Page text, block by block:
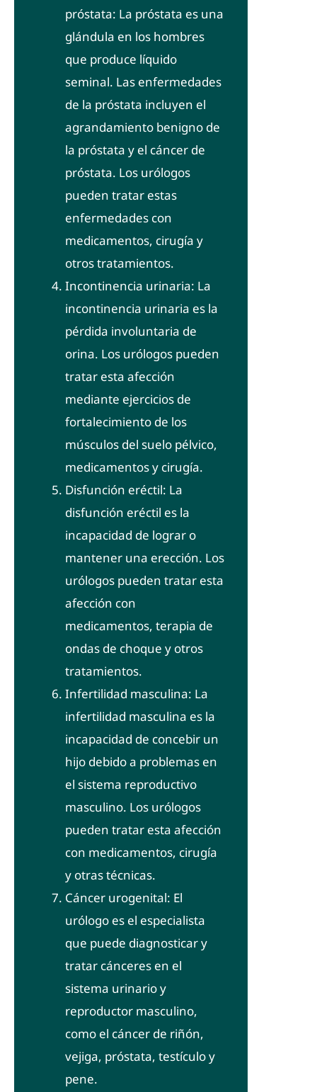
próstata: La próstata es una
glándula en los hombres
que produce líquido
seminal. Las enfermedades
de la próstata incluyen el
agrandamiento benigno de
la próstata y el cáncer de
próstata. Los urólogos
pueden tratar estas
enfermedades con
medicamentos, cirugía y
otros tratamientos.
Incontinencia urinaria: La
incontinencia urinaria es la
pérdida involuntaria de
orina. Los urólogos pueden
tratar esta afección
mediante ejercicios de
fortalecimiento de los
músculos del suelo pélvico,
medicamentos y cirugía.
Disfunción eréctil: La
disfunción eréctil es la
incapacidad de lograr o
mantener una erección. Los
urólogos pueden tratar esta
afección con
medicamentos, terapia de
ondas de choque y otros
tratamientos.
Infertilidad masculina: La
infertilidad masculina es la
incapacidad de concebir un
hijo debido a problemas en
el sistema reproductivo
masculino. Los urólogos
pueden tratar esta afección
con medicamentos, cirugía
y otras técnicas.
Cáncer urogenital: El
urólogo es el especialista
que puede diagnosticar y
tratar cánceres en el
sistema urinario y
reproductor masculino,
como el cáncer de riñón,
vejiga, próstata, testículo y
pene.